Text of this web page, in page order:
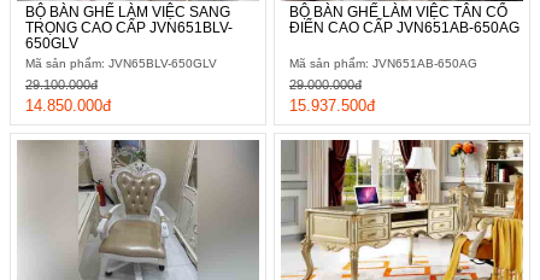
BỘ BÀN GHẾ LÀM VIỆC SANG
TRỌNG CAO CẤP JVN651BLV-
650GLV
Mã sản phẩm: JVN65BLV-650GLV
14.850.000đ
29.100.000đ
BỘ BÀN GHẾ LÀM VIỆC TÂN CỔ
ĐIỂN CAO CẤP JVN651AB-650AG
Mã sản phẩm: JVN651AB-650AG
15.937.500đ
29.000.000đ